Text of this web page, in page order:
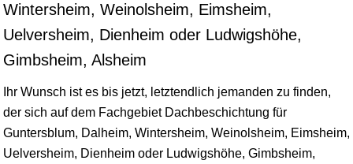
Wintersheim, Weinolsheim, Eimsheim,
Uelversheim, Dienheim oder Ludwigshöhe,
Gimbsheim, Alsheim
Ihr Wunsch ist es bis jetzt, letztendlich jemanden zu finden,
der sich auf dem Fachgebiet Dachbeschichtung für
Guntersblum, Dalheim, Wintersheim, Weinolsheim, Eimsheim,
Uelversheim, Dienheim oder Ludwigshöhe, Gimbsheim,